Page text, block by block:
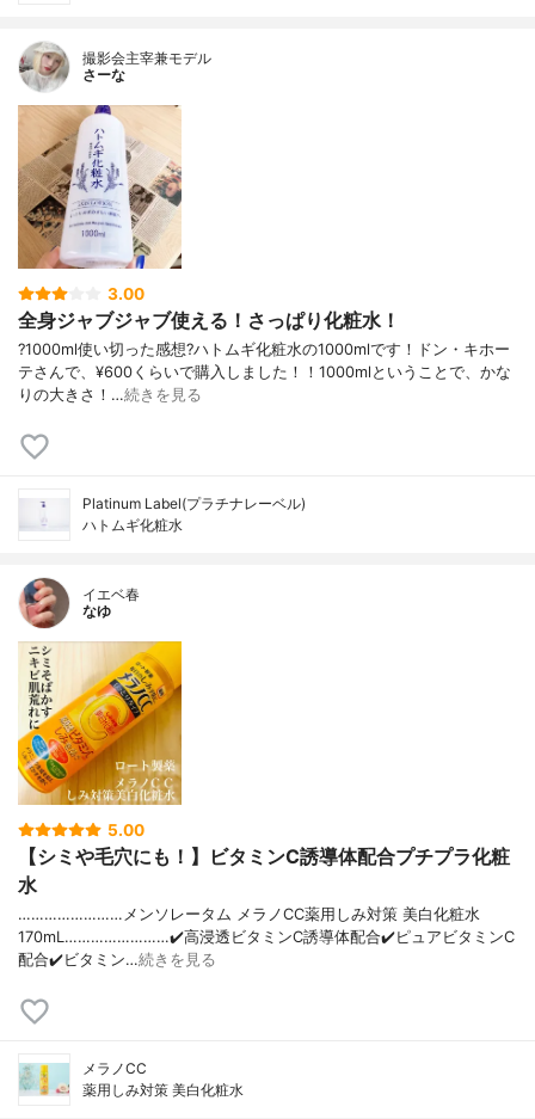
撮影会主宰兼モデル
さーな
3.00
全身ジャブジャブ使える！さっぱり化粧水！
?1000ml使い切った感想?ハトムギ化粧水の1000mlです！ドン・キホー
テさんで、¥600くらいで購入しました！！1000mlということで、かな
りの大きさ！…続きを見る
Platinum Label(プラチナレーベル)
ハトムギ化粧水
イエベ春
なゆ
5.00
【シミや毛穴にも！】ビタミンC誘導体配合プチプラ化粧
水
……………………メンソレータム メラノCC薬用しみ対策 美白化粧水
170mL……………………✔️高浸透ビタミンC誘導体配合✔️ピュアビタミンC
配合✔️ビタミン…続きを見る
メラノCC
薬用しみ対策 美白化粧水